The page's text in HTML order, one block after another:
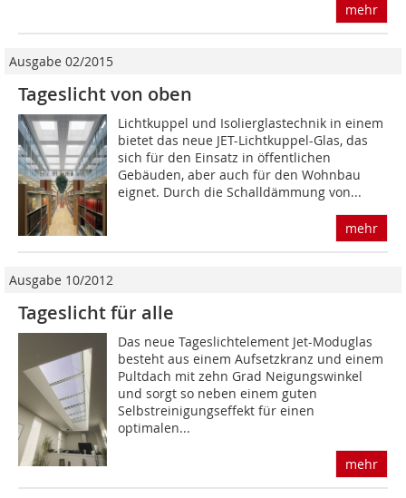
mehr
Ausgabe 02/2015
Tageslicht von oben
Lichtkuppel und Isolierglastechnik in einem
bietet das neue JET-Lichtkuppel-Glas, das
sich für den Einsatz in öffentlichen
Gebäuden, aber auch für den Wohnbau
eignet. Durch die Schalldämmung von...
mehr
Ausgabe 10/2012
Tageslicht für alle
Das neue Tageslichtelement Jet-Moduglas
besteht aus einem Aufsetzkranz und einem
Pultdach mit zehn Grad Neigungswinkel
und sorgt so neben einem guten
Selbstreinigungseffekt für einen
optimalen...
mehr